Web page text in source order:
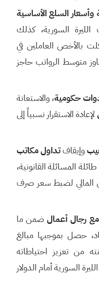
وأسعار السلع الأساسية
السورية، كذلك
بالأخص العاملين في
متوسط الرواتب حاجز
حكومية، والاستعانة
لإعادة الاستقرار نسبياً إلى
وإيقافتداول مكاتب
المسائلة القانونية،
المالي لضبط سعر صرف
رجال أعمال ضمن ما
حصل بموجبها مبالغ
من تعزيز احتياطاته
السورية أمام الدولار